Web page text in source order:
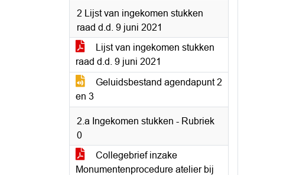
2 Lijst van ingekomen stukken
raad d.d. 9 juni 2021
Lijst van ingekomen stukken
raad d.d. 9 juni 2021
Geluidsbestand agendapunt 2
en 3
2.a Ingekomen stukken - Rubriek
0
Collegebrief inzake
Monumentenprocedure atelier bij